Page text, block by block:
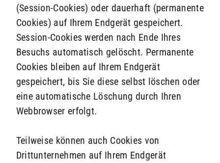
(Session-Cookies) oder dauerhaft (permanente
Cookies) auf Ihrem Endgerät gespeichert.
Session-Cookies werden nach Ende Ihres
Besuchs automatisch gelöscht. Permanente
Cookies bleiben auf Ihrem Endgerät
gespeichert, bis Sie diese selbst löschen oder
eine automatische Löschung durch Ihren
Webbrowser erfolgt.
Teilweise können auch Cookies von
Drittunternehmen auf Ihrem Endgerät